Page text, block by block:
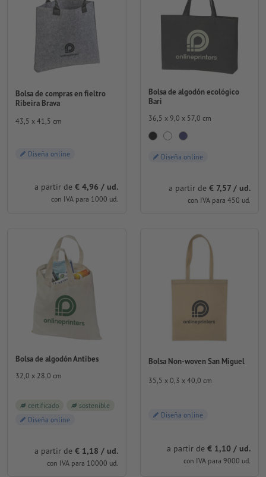
Bolsa de compras en fieltro
Ribeira Brava
43,5 x 41,5 cm
Diseña online
a partir de € 4,96 / ud.
con IVA para 1000 ud.
Bolsa de algodón ecológico
Bari
36,5 x 9,0 x 57,0 cm
Diseña online
a partir de € 7,57 / ud.
con IVA para 450 ud.
Bolsa de algodón Antibes
32,0 x 28,0 cm
certificado
sostenible
Diseña online
a partir de € 1,18 / ud.
con IVA para 10000 ud.
Bolsa Non-woven San Miguel
35,5 x 0,3 x 40,0 cm
Diseña online
a partir de € 1,10 / ud.
con IVA para 9000 ud.